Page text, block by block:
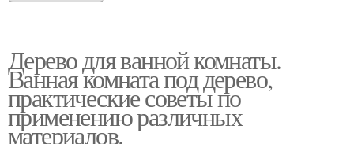
Дерево для ванной комнаты.
Ванная комната под дерево,
практические советы по
применению различных
материалов.